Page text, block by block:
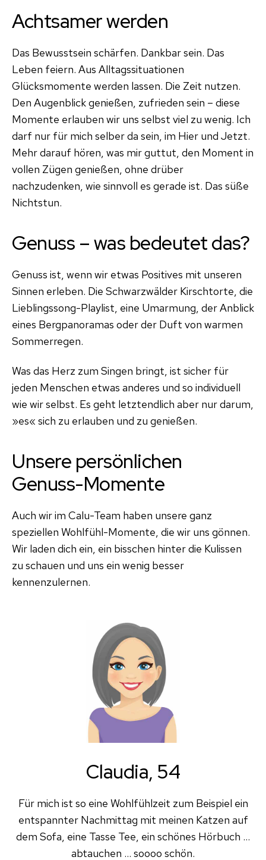
Achtsamer werden
Das Bewusstsein schärfen. Dankbar sein. Das
Leben feiern. Aus Alltagssituationen
Glücksmomente werden lassen. Die Zeit nutzen.
Den Augenblick genießen, zufrieden sein – diese
Momente erlauben wir uns selbst viel zu wenig. Ich
darf nur für mich selber da sein, im Hier und Jetzt.
Mehr darauf hören, was mir guttut, den Moment in
vollen Zügen genießen, ohne drüber
nachzudenken, wie sinnvoll es gerade ist. Das süße
Nichtstun.
Genuss – was bedeutet das?
Genuss ist, wenn wir etwas Positives mit unseren
Sinnen erleben. Die Schwarzwälder Kirschtorte, die
Lieblingssong-Playlist, eine Umarmung, der Anblick
eines Bergpanoramas oder der Duft von warmen
Sommerregen.
Was das Herz zum Singen bringt, ist sicher für
jeden Menschen etwas anderes und so individuell
wie wir selbst. Es geht letztendlich aber nur darum,
»es« sich zu erlauben und zu genießen.
Unsere persönlichen
Genuss-Momente
Auch wir im Calu-Team haben unsere ganz
speziellen Wohlfühl-Momente, die wir uns gönnen.
Wir laden dich ein, ein bisschen hinter die Kulissen
zu schauen und uns ein wenig besser
kennenzulernen.
Claudia, 54
Für mich ist so eine Wohlfühlzeit zum Beispiel ein
entspannter Nachmittag mit meinen Katzen auf
dem Sofa, eine Tasse Tee, ein schönes Hörbuch …
abtauchen … soooo schön.